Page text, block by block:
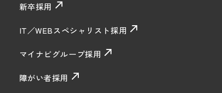
新卒採用
IT／WEBスペシャリスト採用
マイナビグループ採用
障がい者採用